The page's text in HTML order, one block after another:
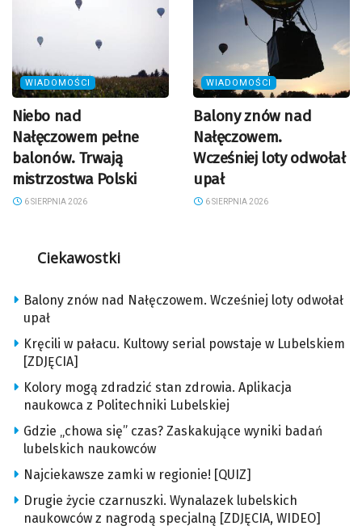
WIADOMOŚCI
Niebo nad
Nałęczowem pełne
balonów. Trwają
mistrzostwa Polski
6 SIERPNIA 2026
WIADOMOŚCI
Balony znów nad
Nałęczowem.
Wcześniej loty odwołał
upał
6 SIERPNIA 2026
Ciekawostki
Balony znów nad Nałęczowem. Wcześniej loty odwołał
upał
Kręcili w pałacu. Kultowy serial powstaje w Lubelskiem
[ZDJĘCIA]
Kolory mogą zdradzić stan zdrowia. Aplikacja
naukowca z Politechniki Lubelskiej
Gdzie „chowa się” czas? Zaskakujące wyniki badań
lubelskich naukowców
Najciekawsze zamki w regionie! [QUIZ]
Drugie życie czarnuszki. Wynalazek lubelskich
naukowców z nagrodą specjalną [ZDJĘCIA, WIDEO]